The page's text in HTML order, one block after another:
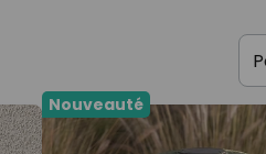
Nouveauté